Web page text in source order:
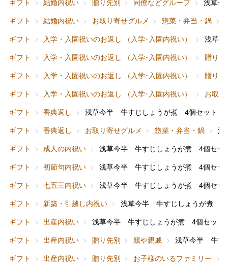
ギフト
結婚内祝い 贈り先別 同僚などグループ
浅草
ギフト
結婚内祝い お取り寄せグルメ 惣菜・弁当・鍋
ギフト
入学・入園祝いのお返し （入学･入園内祝い）
浅草
ギフト
入学・入園祝いのお返し （入学･入園内祝い）
贈り先
ギフト
入学・入園祝いのお返し （入学･入園内祝い）
贈り先
ギフト
入学・入園祝いのお返し （入学･入園内祝い）
お取
ギフト
香典返し
浅草今半 牛すじしょうが煮 4個セット
ギフト
香典返し お取り寄せグルメ 惣菜・弁当・鍋
浅
ギフト
成人の内祝い
浅草今半 牛すじしょうが煮 4個セッ
ギフト
初節句内祝い
浅草今半 牛すじしょうが煮 4個セッ
ギフト
七五三内祝い
浅草今半 牛すじしょうが煮 4個セッ
ギフト
新築・引越し内祝い
浅草今半 牛すじしょうが煮 4
ギフト
出産内祝い
浅草今半 牛すじしょうが煮 4個セット
ギフト
出産内祝い 贈り先別 親や親戚
浅草今半 牛す
ギフト
出産内祝い 贈り先別 お子様のいるファミリー
フード＆スイーツ
バレンタインチョコレート
ホワイトデー